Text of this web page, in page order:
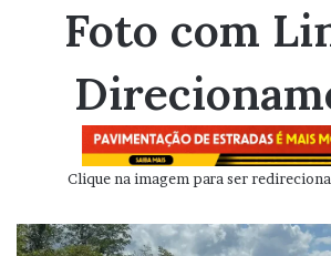
mail
Foto com
Clique na imagem para ser